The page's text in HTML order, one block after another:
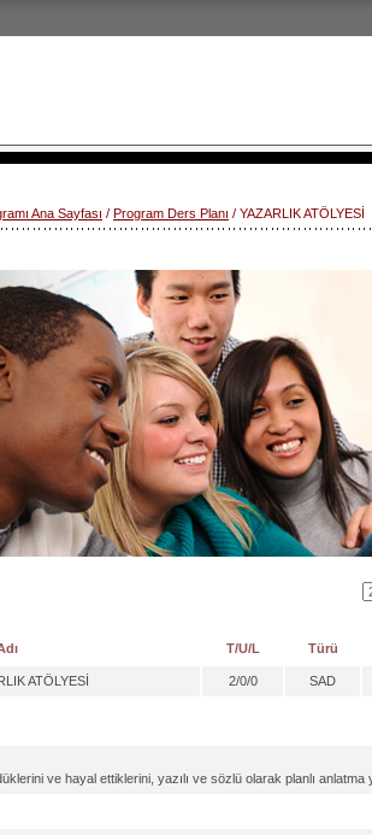
Ana Sayfası / Program Ders Planı / YAZARLIK ATÖLYESİ
T/U/L Türü
ATÖLYESİ 2/0/0 SAD
ve hayal ettiklerini, yazılı ve sözlü olarak planlı anlatma